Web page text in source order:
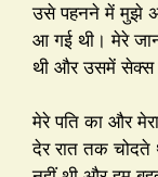
उसे पहनने में मुझे
आ गई थी। मेरे
थी और उसमें सेक्स
मेरे पति का और
देर रात तक